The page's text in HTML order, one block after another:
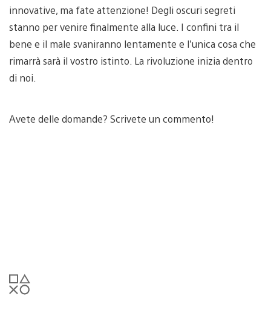
innovative, ma fate attenzione! Degli oscuri segreti
stanno per venire finalmente alla luce. I confini tra il
bene e il male svaniranno lentamente e l’unica cosa che
rimarrà sarà il vostro istinto. La rivoluzione inizia dentro
di noi.
Avete delle domande? Scrivete un commento!